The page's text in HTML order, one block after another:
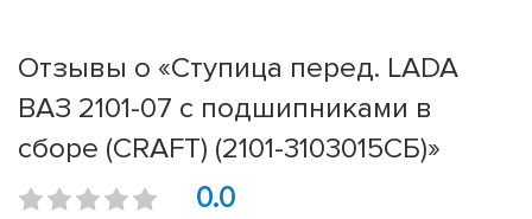
Отзывы о «Ступица перед. LADA
ВАЗ 2101-07 с подшипниками в
сборе (CRAFT) (2101-3103015СБ)»
0.0